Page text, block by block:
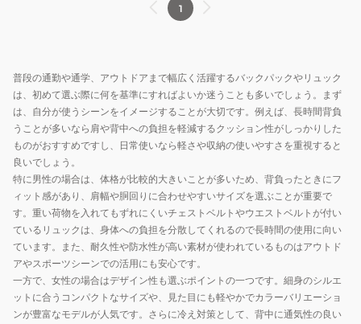
バ
ッ
ク
パ
ッ
ク
黒
21.5L
I03157589XX25FW
デ
イ
バ
ッ
1
普段の通勤や通学、アウトドアまで幅広く活躍するバックパックやリュック
は、初めて選ぶ際に何を基準にすればよいか迷うことも多いでしょう。まず
は、自分が使うシーンをイメージすることが大切です。例えば、長時間背負
うことが多いなら肩や背中への負担を軽減するクッション性がしっかりした
ものがおすすめですし、日常使いなら軽さや収納の使いやすさを重視すると
良いでしょう。
特に男性の場合は、体格が比較的大きいことが多いため、背負ったときにフ
ィット感があり、肩幅や胴回りに合わせやすいサイズを選ぶことが重要で
す。重い荷物を入れてもずれにくいチェストベルトやウエストベルトが付い
ているリュックは、身体への負担を分散してくれるので長時間の使用に向い
ています。また、耐久性や防水性が高い素材が使われているものはアウトド
アやスポーツシーンでの活用にも安心です。
一方で、女性の場合はデザイン性も選ぶポイントの一つです。細身のシルエ
ットに合うコンパクトなサイズや、見た目にも軽やかでカラーバリエーショ
ンが豊富なモデルが人気です。さらに冷え対策として、背中に通気性の良い